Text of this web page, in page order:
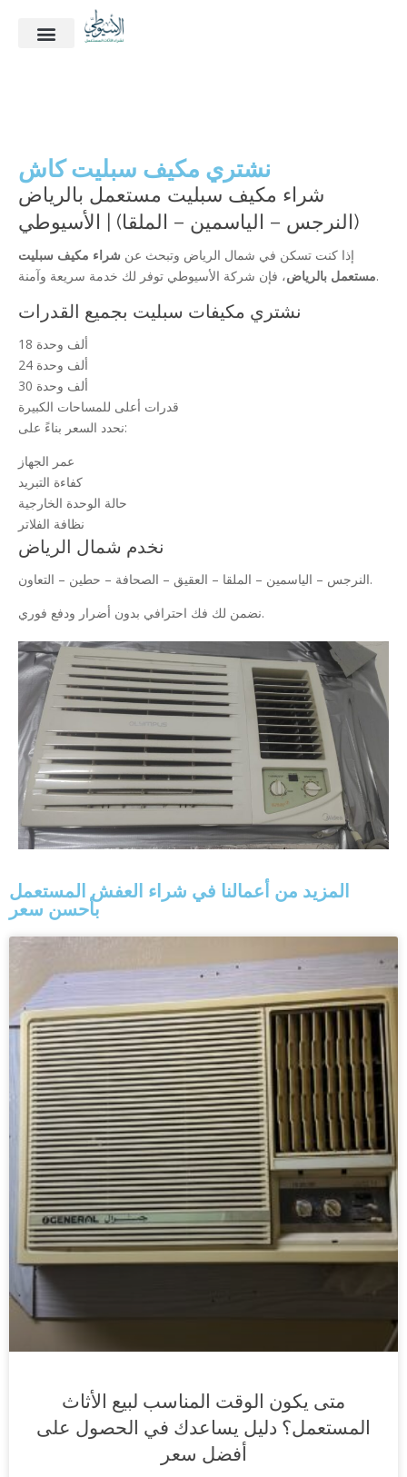
نشتري مكيف سبليت كاش
شراء مكيف سبليت مستعمل بالرياض
(النرجس – الياسمين – الملقا) | الأسيوطي
إذا كنت تسكن في شمال الرياض وتبحث عن شراء مكيف سبليت
مستعمل بالرياض، فإن شركة الأسيوطي توفر لك خدمة سريعة وآمنة.
نشتري مكيفات سبليت بجميع القدرات
18 ألف وحدة
24 ألف وحدة
30 ألف وحدة
قدرات أعلى للمساحات الكبيرة
نحدد السعر بناءً على:
عمر الجهاز
كفاءة التبريد
حالة الوحدة الخارجية
نظافة الفلاتر
نخدم شمال الرياض
النرجس – الياسمين – الملقا – العقيق – الصحافة – حطين – التعاون.
نضمن لك فك احترافي بدون أضرار ودفع فوري.
المزيد من أعمالنا في شراء العفش المستعمل
بأحسن سعر
متى يكون الوقت المناسب لبيع الأثاث
المستعمل؟ دليل يساعدك في الحصول على
أفضل سعر